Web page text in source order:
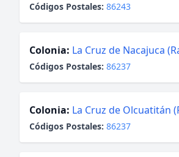
Códigos Postales: 86243
Colonia: La Cruz de Nacajuca
Códigos Postales: 86237
Colonia: La Cruz de Olcuatitán
Códigos Postales: 86237